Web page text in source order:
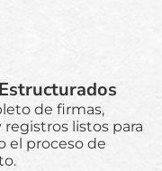
de firmas,
listos para
el proceso de